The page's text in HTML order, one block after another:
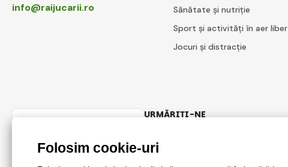
info@raijucarii.ro
Sănătate și nutriție
Sport și activități în aer liber
Jocuri și distracție
URMĂRIȚI-NE